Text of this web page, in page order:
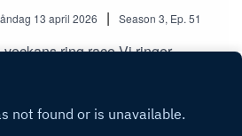
13 april 2026 | Season 3, Ep. 51
ring race.Vi ringer